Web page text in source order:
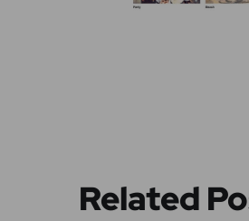
Related